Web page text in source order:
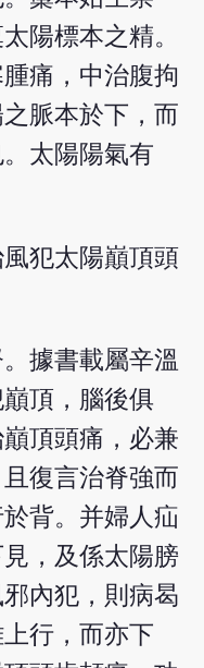
陽標本之精。
痛，中治腹拘
脈本於下，而
。太陽陽氣有
風犯太陽巔頂頭
據書載屬辛溫
頂，腦後俱
頂頭痛，必兼
復言治脊強而
背。并婦人疝
，及係太陽膀
內犯，則病曷
行，而亦下